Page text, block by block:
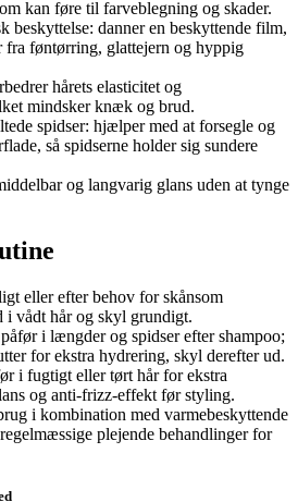
kan føre til farveblegning og skader.
beskyttelse: danner en beskyttende film,
fra føntørring, glattejern og hyppig
hårets elasticitet og
mindsker knæk og brud.
spidser: hjælper med at forsegle og
så spidserne holder sig sundere
og langvarig glans uden at tynge
eller efter behov for skånsom
i vådt hår og skyl grundigt.
i længder og spidser efter shampoo;
for ekstra hydrering, skyl derefter ud.
i fugtigt eller tørt hår for ekstra
og anti-frizz-effekt før styling.
i kombination med varmebeskyttende
plejende behandlinger for